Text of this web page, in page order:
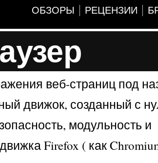
ОБЗОРЫ РЕЦЕНЗИИ
веб-страниц под
движок, созданный с
модульность и
Firefox ( как